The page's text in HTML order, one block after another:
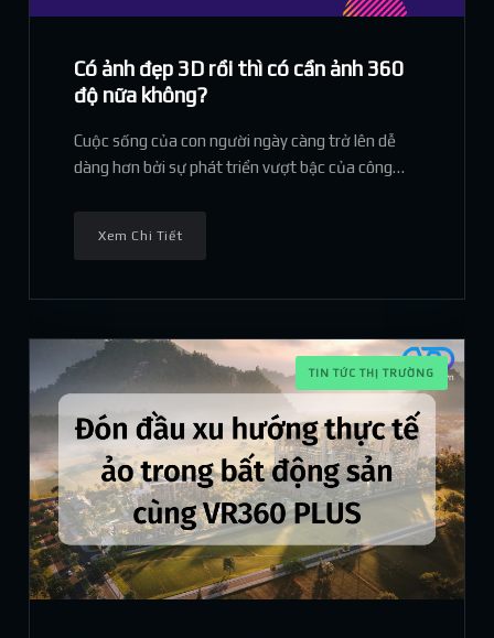
Có ảnh đẹp 3D rồi thì có cần ảnh 360
độ nữa không?
Cuộc sống của con người ngày càng trở lên dễ
dàng hơn bởi sự phát triển vượt bậc của công
Xem Chi Tiết
TIN TỨC THỊ TRƯỜNG